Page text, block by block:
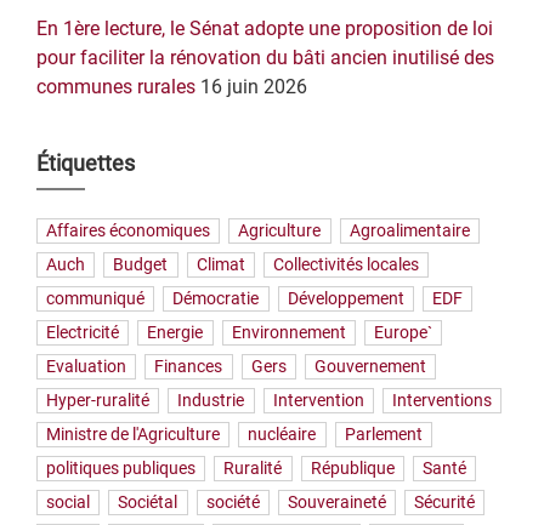
En 1ère lecture, le Sénat adopte une proposition de loi
pour faciliter la rénovation du bâti ancien inutilisé des
communes rurales 16 juin 2026
Étiquettes
Affaires économiques Agriculture
Agroalimentaire
Auch
Budget Climat
Collectivités locales
communiqué
Démocratie Développement
EDF
Electricité
Energie Environnement
Europe`
Evaluation
Finances Gers
Gouvernement
Hyper-ruralité
Industrie Intervention
Interventions
Ministre de l'Agriculture
nucléaire
Parlement
politiques publiques
Ruralité République
Santé
social
Sociétal société Souveraineté
Sécurité